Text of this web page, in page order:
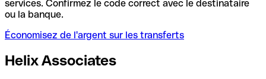
services. Confirmez le code correct avec le destinataire
ou la banque.
Économisez de l'argent sur les transferts
Helix Associates